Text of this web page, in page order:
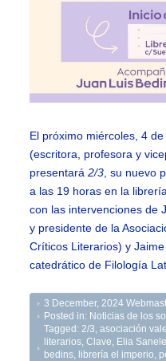
El próximo miércoles, 4
(escritora, profesora y
presentará2/3 , su nuevo
a las 19 horas en la
con las intervenciones de
y presidente de la
Críticos Literarios) y
catedrático de Filología
3 December, 2024
Posted in: Noticias de los
Tagged: 2/3 ,asociación
literarios ,Clave Elia
bedins
librería el imperio